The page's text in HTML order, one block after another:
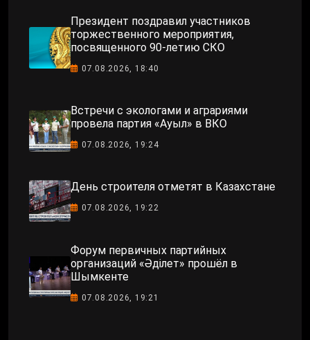
Президент поздравил участников
торжественного мероприятия,
посвященного 90-летию СКО
07.08.2026, 18:40
Встречи с экологами и аграриями
провела партия «Ауыл» в ВКО
07.08.2026, 19:24
День строителя отметят в Казахстане
07.08.2026, 19:22
Форум первичных партийных
организаций «Әділет» прошёл в
Шымкенте
07.08.2026, 19:21